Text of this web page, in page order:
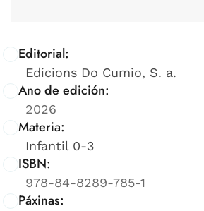
Editorial:
Edicions Do Cumio, S. a.
Ano de edición:
2026
Materia:
Infantil 0-3
ISBN:
978-84-8289-785-1
Páxinas: